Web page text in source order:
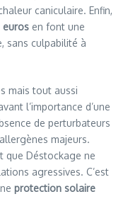
caniculaire. Enfin,
euros en font une
sans culpabilité à
mais tout aussi
l’importance d’une
de perturbateurs
majeurs.
que Déstockage ne
agressives. C’est
protection solaire